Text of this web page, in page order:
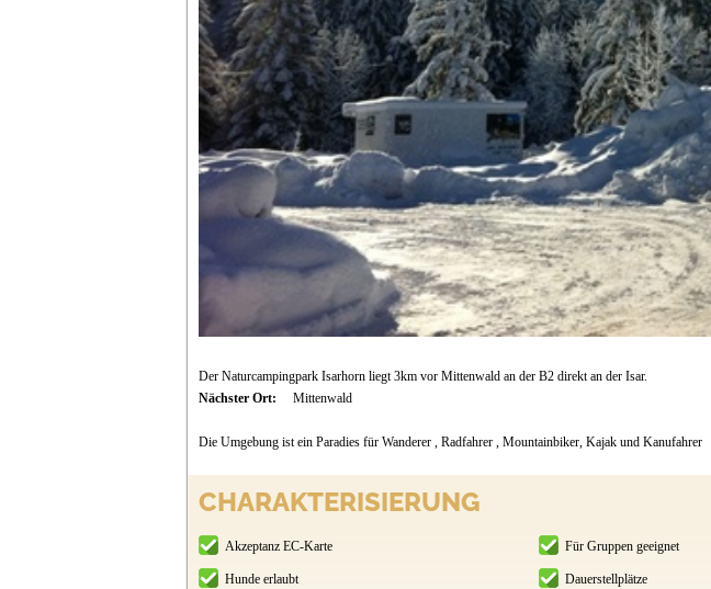
Der Naturcampingpark Isarhorn liegt 3km vor Mittenwald an der B2 direkt an der Isar.
Nächster Ort:
Mittenwald
Die Umgebung ist ein Paradies für Wanderer , Radfahrer , Mountainbiker, Kajak und Kanufahrer
CHARAKTERISIERUNG
Akzeptanz EC-Karte Für Gruppen geeignet
Hunde erlaubt Dauerstellplätze